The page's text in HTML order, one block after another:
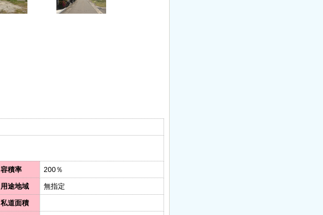
容積率 200％
用途地域 無指定
私道面積